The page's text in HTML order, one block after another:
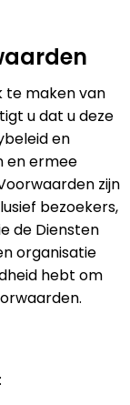
Español
(México)
Tiếng Việt
日本語
te maken van
u dat u deze
en
en ermee
zijn
bezoekers,
de Diensten
organisatie
hebt om